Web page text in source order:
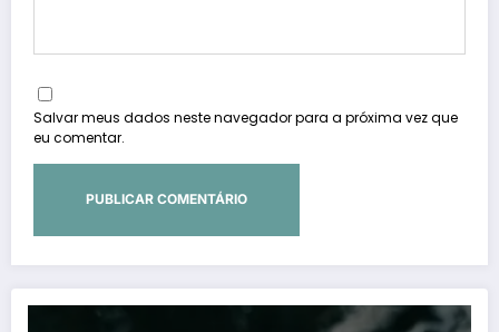
Salvar meus dados neste navegador para a próxima vez que
eu comentar.